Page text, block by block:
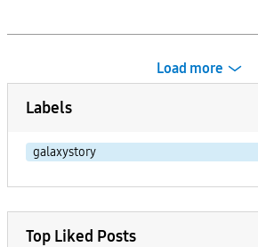
Load more
Labels
galaxystory
Top Liked Posts